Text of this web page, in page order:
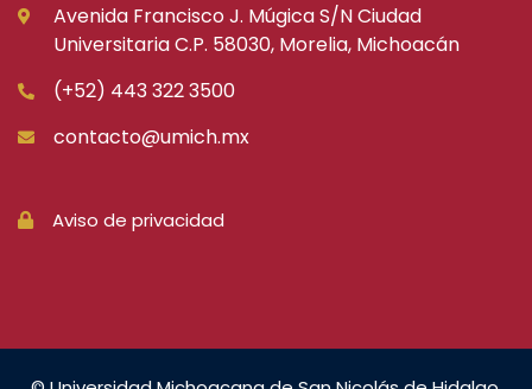
Avenida Francisco J. Múgica S/N Ciudad
Universitaria C.P. 58030, Morelia, Michoacán
(+52) 443 322 3500
contacto@umich.mx
Aviso de privacidad